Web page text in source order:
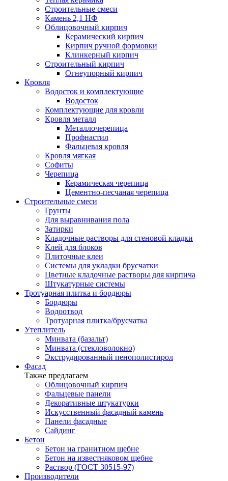
Строительные смеси
Камень 2,1 НФ
Облицовочный кирпич
Керамический кирпич
Кирпич ручной формовки
Клинкерный кирпич
Строительный кирпич
Огнеупорный кирпич
Кровля
Водосток и комплектующие
Водосток
Комплектующие для кровли
Кровля металл
Металлочерепица
Профнастил
Фальцевая кровля
Кровля мягкая
Софиты
Черепица
Керамическая черепица
Цементно-песчаная черепица
Строительные смеси
Грунты
Для выравнивания пола
Затирки
Кладочные растворы для стеновой кладки
Клей для блоков
Плиточные клеи
Системы для укладки брусчатки
Цветные кладочные растворы для кирпича
Штукатурные системы
Тротуарная плитка и бордюры
Бордюры
Водоотвод
Тротуарная плитка/брусчатка
Утеплитель
Минвата (базальт)
Минвата (стекловолокно)
Экструдированный пенополистирол
Фасад
Также предлагаем
Облицовочный кирпич
Фальцевые панели
Декоративные штукатурки
Искусственный фасадный камень
Панели фасадные
Сайдинг
Бетон
Бетон на гранитном щебне
Бетон на известняковом щебне
Раствор (ГОСТ 30515-97)
Производители